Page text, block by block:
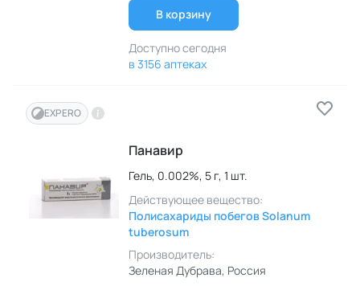
В корзину
Доступно сегодня
в 3156 аптеках
EXPERO
Панавир
Гель, 0.002%, 5 г, 1 шт.
Действующее вещество:
Полисахариды побегов Solanum
tuberosum
Производитель:
Зеленая Дубрава, Россия